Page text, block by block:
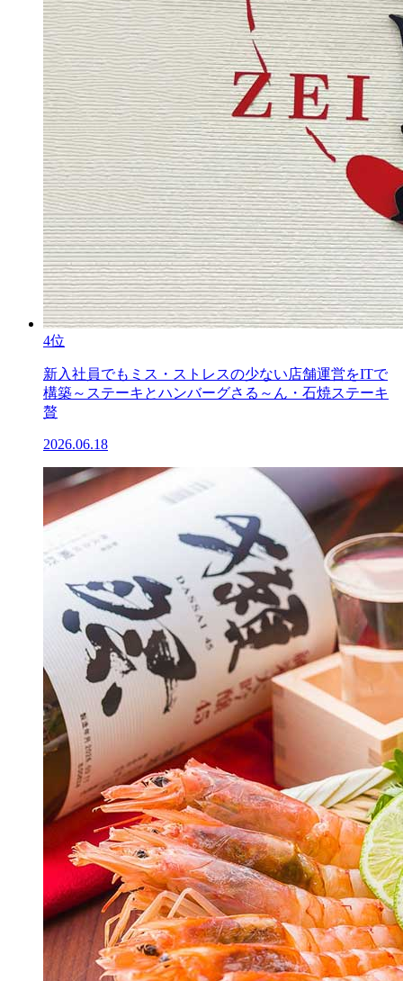
4位
新入社員でもミス・ストレスの少ない店舗運営をITで
構築～ステーキとハンバーグさる～ん・石焼ステーキ
贅
2026.06.18